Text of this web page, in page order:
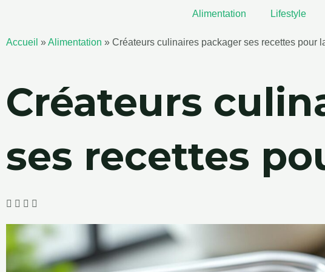
contenu
Alimentation Lifestyle
Accueil »Alimentation » Créateurs culinaires packager ses recettes pour
Créateurs
ses recettes